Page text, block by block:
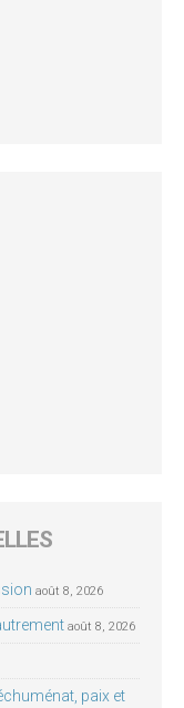
août 8, 2026
août 8, 2026
paix et